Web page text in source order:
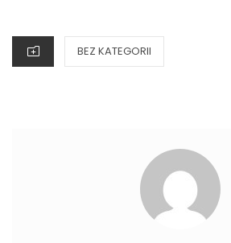
CATEGORIES
BEZ KATEGORII